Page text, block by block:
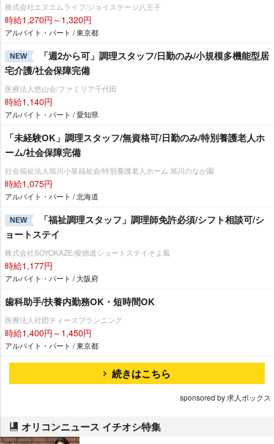
株式会社エヌエムライフ/ジョイステージ八王子
時給1,270円～1,320円
アルバイト・パート / 東京都
NEW
「週2から可」調理スタッフ/日勤のみ/小規模多機能型居
宅介護/社会保障完備
医療法人悠山会/ファミリア千代田
時給1,140円
アルバイト・パート / 愛知県
「未経験OK」調理スタッフ/無資格可/日勤のみ/特別養護老人ホ
ーム/社会保障完備
社会福祉法人旭川小泉福祉会/特別養護老人ホーム 旭川のなか園
時給1,075円
アルバイト・パート / 北海道
NEW
「福祉調理スタッフ」調理師免許必須/シフト相談可/シ
ョートステイ
株式会社SOYOKAZE/俊徳道ショートステイそよ風
時給1,177円
アルバイト・パート / 大阪府
歯科助手/扶養内勤務OK・短時間OK
医療法人社団ティースプランニング
時給1,400円～1,450円
アルバイト・パート / 東京都
続きはこちら
sponsored by 求人ボックス
オリコンニュース イチオシ特集